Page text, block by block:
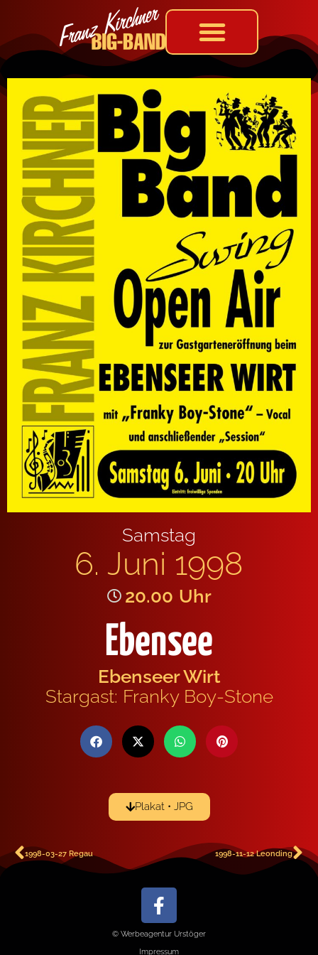
Samstag
6. Juni 1998
20.00 Uhr
Ebensee
Ebenseer Wirt
Stargast: Franky Boy-Stone
Plakat • JPG
1998-03-27 Regau 1998-11-12 Leonding
© Werbeagentur Urstöger
Impressum